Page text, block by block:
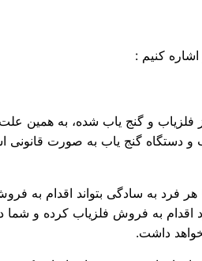
کنیم :
فلزیاب و گنج یاب شده، به همین
گنج یاب به صورت قانونی
فرد به سادگی بتواند اقدام به
اقدام به فروش فلزیاب کرده و
داشت.